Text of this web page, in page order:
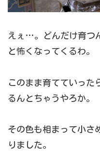
えぇ…。どんだけ育つ
と怖くなってくるわ。
このまま育てていった
るんとちゃうやろか。
その色も相まって小さ
りました。